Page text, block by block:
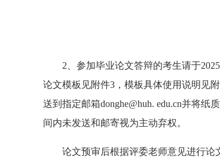
2、参加毕业论文答辩的考生请于
论文模板见附件3，模板具体使用说明见
送到指定邮箱donghe@huh. edu.cn并将
间内未发送和邮寄视为主动弃权。
论文预审后根据评委老师意见进行论